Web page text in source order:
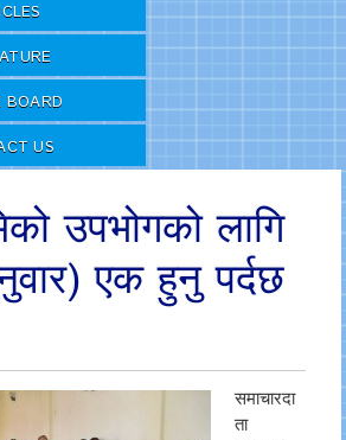
BOARD
US
उपभोगको लागि
एक हुनु पर्दछ
समाचारदा
ता